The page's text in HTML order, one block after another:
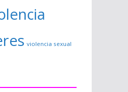
violencia sexual